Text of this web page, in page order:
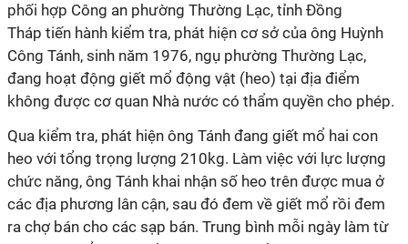
phối hợp Công an phường Thường Lạc, tỉnh Đồng
Tháp tiến hành kiểm tra, phát hiện cơ sở của ông Huỳnh
Công Tánh, sinh năm 1976, ngụ phường Thường Lạc,
đang hoạt động giết mổ động vật (heo) tại địa điểm
không được cơ quan Nhà nước có thẩm quyền cho phép.
Qua kiểm tra, phát hiện ông Tánh đang giết mổ hai con
heo với tổng trọng lượng 210kg. Làm việc với lực lượng
chức năng, ông Tánh khai nhận số heo trên được mua ở
các địa phương lân cận, sau đó đem về giết mổ rồi đem
ra chợ bán cho các sạp bán. Trung bình mỗi ngày làm từ